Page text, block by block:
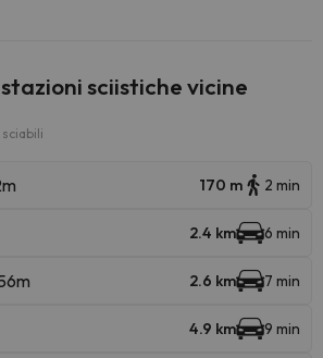
sciistiche vicine
sciabili
170 m 2 min
2.4 km 6 min
2.6 km 7 min
4.9 km 9 min